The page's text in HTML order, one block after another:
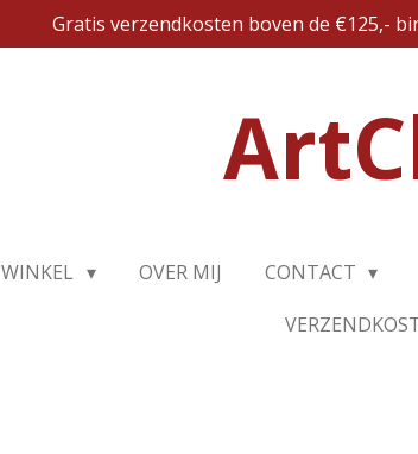
Gratis verzendkosten boven de €125,-
WINKEL OVER MIJ CONTACT